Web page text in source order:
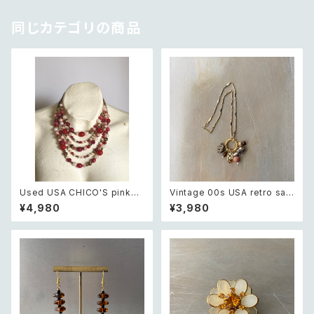
同じカテゴリの商品
Used USA CHICO'S pink×
white beads necklace レト
ロ アメリカ ユーズド アクセサリ
ー チコス ピンク×ホワイト ビー
¥4,980
Vintage 00s USA retro saf
ari design elephant swing
charm necklace レトロ アメ
リカ ヴィンテージ アクセサリー
¥3,980